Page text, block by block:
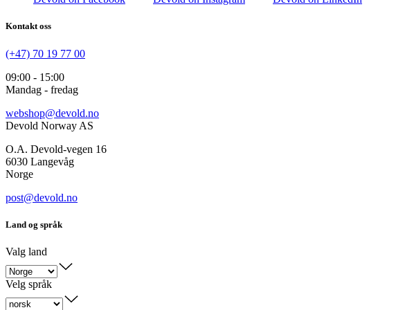
Kontakt oss
(+47) 70 19 77 00
09:00 - 15:00
Mandag - fredag
webshop@devold.no
Devold Norway AS
O.A. Devold-vegen 16
6030 Langevåg
Norge
post@devold.no
Land og språk
Valg land
Velg språk